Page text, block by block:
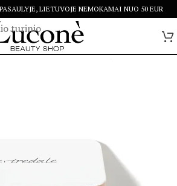
turinio
LIETUVOJE NEMOKAMAI NUO 50 EUR